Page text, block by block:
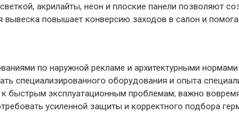
акрилайты, неон и плоские панели позволяют
повышает конверсию заходов в салон и
по наружной рекламе и архитектурными
специализированного оборудования и опыта
быстрым эксплуатационным проблемам; важно
усиленной защиты и корректного подбора